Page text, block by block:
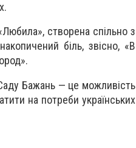
створена спільно з
біль, звісно, «В
Бажань — це можливість
на потреби українських